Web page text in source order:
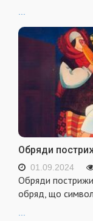
...
Обряди
01.09.2024
Обряди
обряд, що